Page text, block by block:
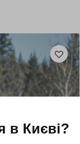
в Києві?